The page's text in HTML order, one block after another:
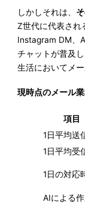
しかしそれは、
Z世代に代表され
Instagram DM、
チャットが普及
生活においてメ
現時点のメール
項目
1日平均送
1日平均受
1日の対応
AIによる